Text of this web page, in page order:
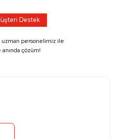
Destek
personelimiz ile
çözüm!